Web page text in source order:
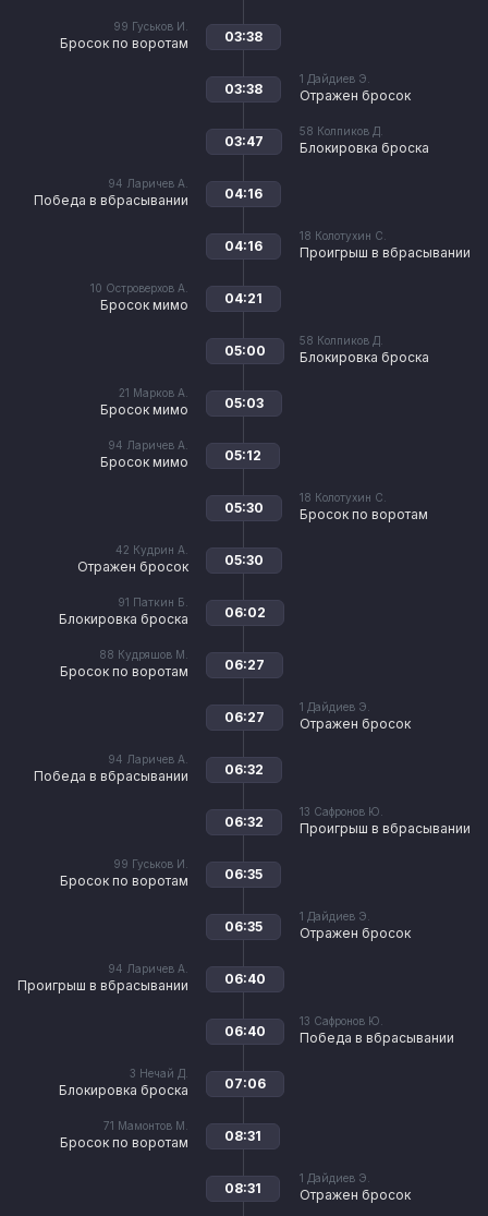
99 Гуськов И.
Бросок по воротам 03:38
1 Дайдиев Э.
Отражен бросок
03:38
58 Колпиков Д.
Блокировка броска
03:47
94 Ларичев А.
Победа в вбрасывании 04:16
18 Колотухин С.
Проигрыш в вбрасывании
04:16
10 Островерхов А.
Бросок мимо 04:21
58 Колпиков Д.
Блокировка броска
05:00
21 Марков А.
Бросок мимо 05:03
94 Ларичев А.
Бросок мимо 05:12
18 Колотухин С.
Бросок по воротам
05:30
42 Кудрин А.
Отражен бросок 05:30
91 Паткин Б.
Блокировка броска 06:02
88 Кудряшов М.
Бросок по воротам 06:27
1 Дайдиев Э.
Отражен бросок
06:27
94 Ларичев А.
Победа в вбрасывании 06:32
13 Сафронов Ю.
Проигрыш в вбрасывании
06:32
99 Гуськов И.
Бросок по воротам 06:35
1 Дайдиев Э.
Отражен бросок
06:35
94 Ларичев А.
Проигрыш в вбрасывании 06:40
13 Сафронов Ю.
Победа в вбрасывании
06:40
3 Нечай Д.
Блокировка броска 07:06
71 Мамонтов М.
Бросок по воротам 08:31
1 Дайдиев Э.
Отражен бросок
08:31